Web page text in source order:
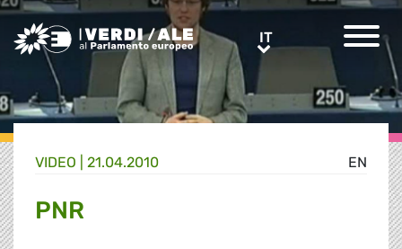
Greens/EFA Home ITIT
EN
VIDEO | 21.04.2010
PNR